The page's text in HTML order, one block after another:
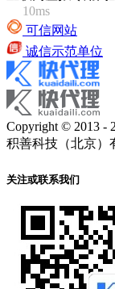
10ms
可信网站
诚信示范单位
Copyright © 2013 -
积善科技（北京）
关注或联系我们